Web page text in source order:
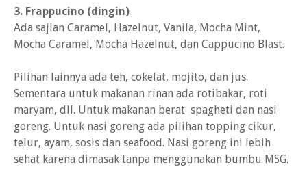
3. Frappucino (dingin)
Ada sajian Caramel, Hazelnut, Vanila, Mocha Mint,
Mocha Caramel, Mocha Hazelnut, dan Cappucino Blast.
Pilihan lainnya ada teh, cokelat, mojito, dan jus.
Sementara untuk makanan rinan ada rotibakar, roti
maryam, dll. Untuk makanan berat spagheti dan nasi
goreng. Untuk nasi goreng ada pilihan topping cikur,
telur, ayam, sosis dan seafood. Nasi goreng ini lebih
sehat karena dimasak tanpa menggunakan bumbu MSG.